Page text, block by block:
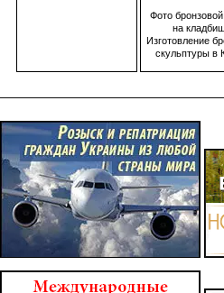
Фото бронзовой
на
Изготовление
скульптуры в